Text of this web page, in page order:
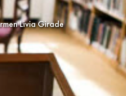
Livia Girade